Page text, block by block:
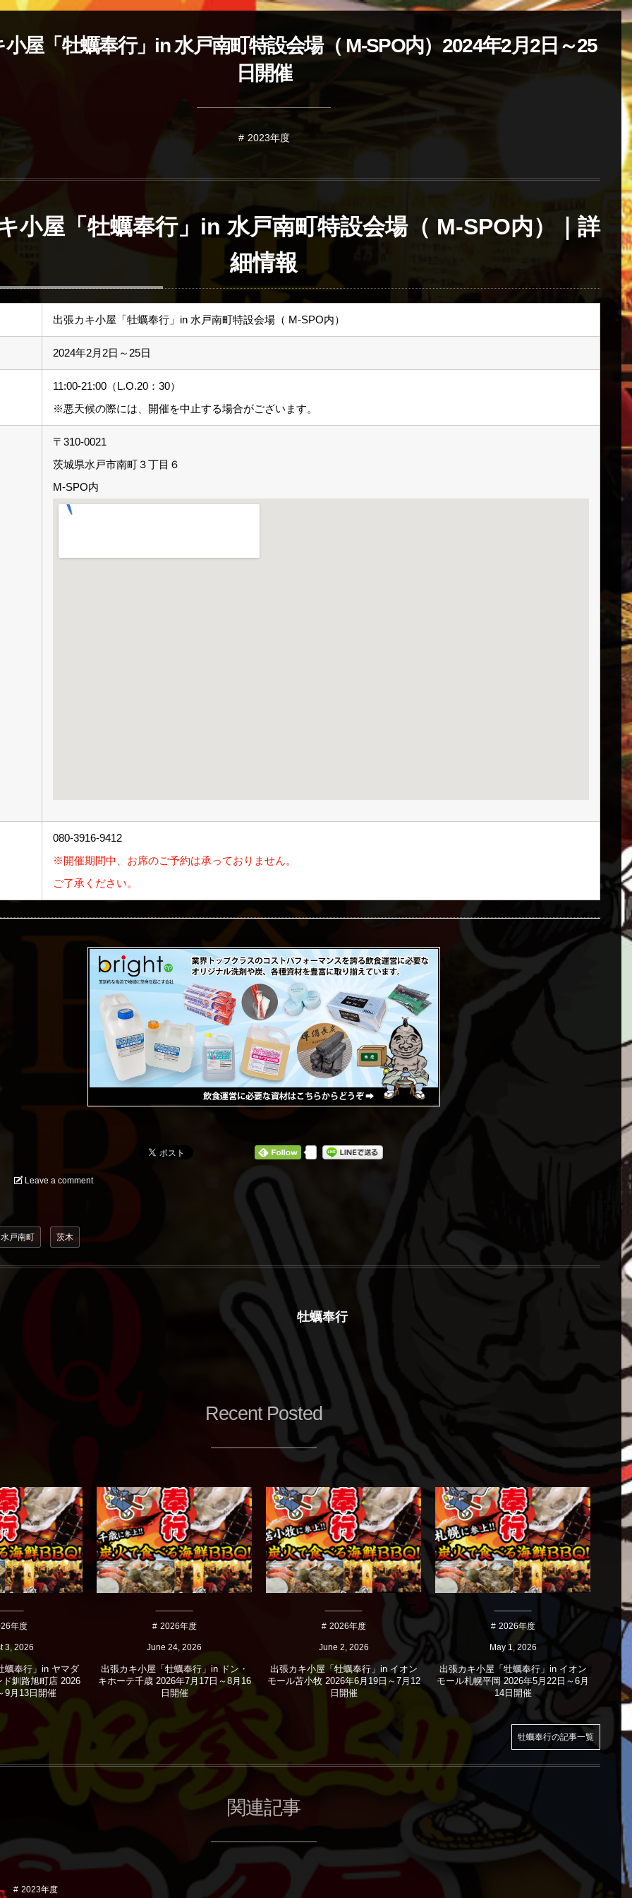
屋「牡蠣奉行」in 水戸南町特設会場（ M-SPO内）2024年2月2日～25
日開催
2023年度
小屋「牡蠣奉行」in 水戸南町特設会場（ M-SPO内）｜詳
細情報
出張カキ小屋「牡蠣奉行」in 水戸南町特設会場（ M-SPO内）
2024年2月2日～25日
11:00-21:00（L.O.20：30）
※悪天候の際には、開催を中止する場合がございます。
〒310-0021
茨城県水戸市南町３丁目６
M-SPO内
080-3916-9412
※開催期間中、お席のご予約は承っておりません。
ご了承ください。
Leave a comment
水戸南町 茨木
牡蠣奉行
Recent Posted
年度
3 2026
蠣奉行」in ヤマダ
釧路旭町店 2026
9月13日開催
2026年度
June 24 2026
出張カキ小屋「牡蠣奉行」in ドン・
キホーテ千歳 2026年7月17日～8月16
日開催
2026年度
June 2 2026
出張カキ小屋「牡蠣奉行」in イオン
モール苫小牧 2026年6月19日～7月12
日開催
2026年度
May 1 , 2026
出張カキ小屋「牡蠣奉行」in イオン
モール札幌平岡 2026年5月22日～6月
14日開催
出
加
牡蠣奉行の記事一覧
関連記事
2023年度